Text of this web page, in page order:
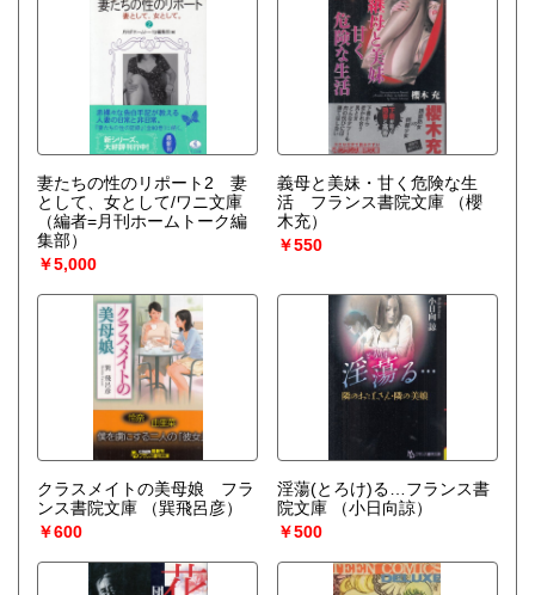
妻たちの性のリポート2 妻
として、女として/ワニ文庫
（編者=月刊ホームトーク編
集部）
￥5,000
義母と美妹・甘く危険な生
活 フランス書院文庫
（櫻
木充）
￥550
クラスメイトの美母娘 フラ
ンス書院文庫
（巽飛呂彦）
￥600
淫蕩(とろけ)る…フランス書
院文庫
（小日向諒）
￥500